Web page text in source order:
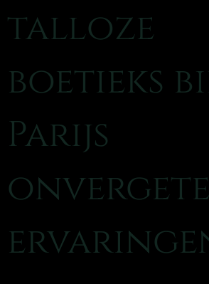
talloze
boetieks
Parijs